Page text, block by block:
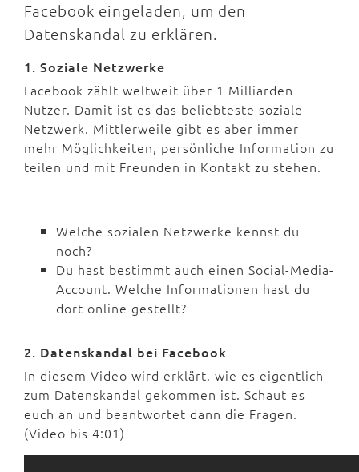
Facebook eingeladen, um den
Datenskandal zu erklären.
1. Soziale Netzwerke
Facebook zählt weltweit über 1 Milliarden
Nutzer. Damit ist es das beliebteste soziale
Netzwerk. Mittlerweile gibt es aber immer
mehr Möglichkeiten, persönliche Information zu
teilen und mit Freunden in Kontakt zu stehen.
Welche sozialen Netzwerke kennst du
noch?
Du hast bestimmt auch einen Social-Media-
Account. Welche Informationen hast du
dort online gestellt?
2. Datenskandal bei Facebook
In diesem Video wird erklärt, wie es eigentlich
zum Datenskandal gekommen ist. Schaut es
euch an und beantwortet dann die Fragen.
(Video bis 4:01)